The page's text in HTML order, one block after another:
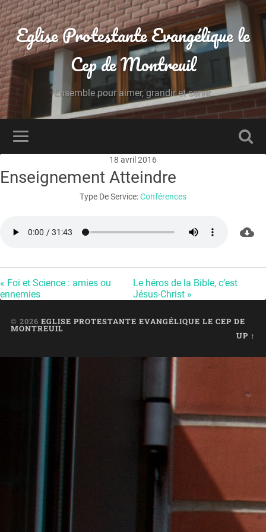
Eglise Protestante Evangélique le
Cep de Montreuil
Ensemble pour aimer, grandir et servir.
18 avril 2016
Enseignement Atteindre
Type De Service:Conférences
« Foi et Science : amies ou
ennemies
Le héros de la Bible, c’est
Jésus-Christ »
© 2026 EGLISE PROTESTANTE EVANGÉLIQUE LE CEP DE
MONTREUIL
UP ↑